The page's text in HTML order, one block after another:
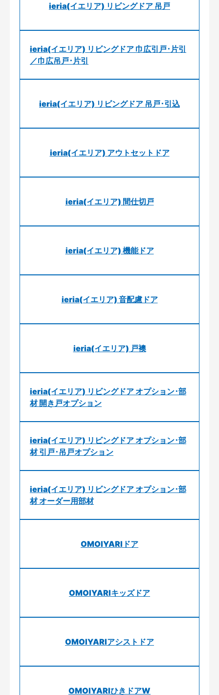
ieria(イエリア) リビングドア 吊戸
ieria(イエリア) リビングドア 巾広引戸･片引
／巾広吊戸･片引
ieria(イエリア) リビングドア 吊戸･引込
ieria(イエリア) アウトセットドア
ieria(イエリア) 間仕切戸
ieria(イエリア) 機能ドア
ieria(イエリア) 音配慮ドア
ieria(イエリア) 戸襖
ieria(イエリア) リビングドア オプション･部
材 開き戸オプション
ieria(イエリア) リビングドア オプション･部
材 引戸･吊戸オプション
ieria(イエリア) リビングドア オプション･部
材 オーダー用部材
OMOIYARIドア
OMOIYARIキッズドア
OMOIYARIアシストドア
OMOIYARIひきドアW